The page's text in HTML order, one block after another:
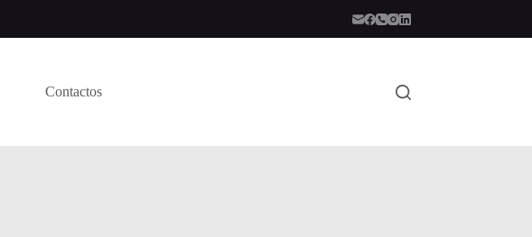
Contactos